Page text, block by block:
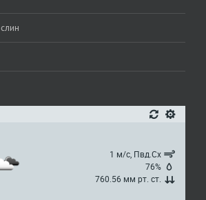
1 м/с, Пвд.Сх
76%
760.56 мм рт. ст.